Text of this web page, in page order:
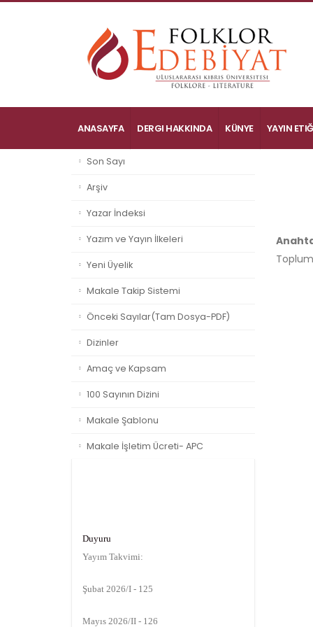
ANASAYFA DERGI HAKKINDA KÜNYE YAYIN
Son Sayı
Arşiv
Yazar İndeksi
Yazım ve Yayın İlkeleri
Yeni Üyelik
Makale Takip Sistemi
Önceki Sayılar(Tam Dosya-PDF)
Dizinler
Amaç ve Kapsam
100 Sayının Dizini
Makale Şablonu
Makale İşletim Ücreti- APC
Yayım Takvimi: